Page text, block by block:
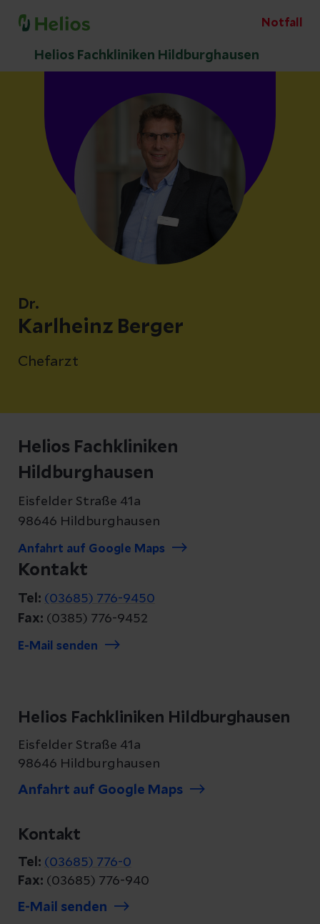
Notfall
Helios Fachkliniken Hildburghausen
Dr.
Karlheinz Berger
Chefarzt
Helios Fachkliniken
Hildburghausen
Eisfelder Straße 41a
98646 Hildburghausen
Anfahrt auf Google Maps
Kontakt
Tel: (03685) 776-9450
Fax: (0385) 776-9452
E-Mail senden
Helios Fachkliniken Hildburghausen
Eisfelder Straße 41a
98646 Hildburghausen
Anfahrt auf Google Maps
Kontakt
Tel: (03685) 776-0
Fax: (03685) 776-940
E-Mail senden